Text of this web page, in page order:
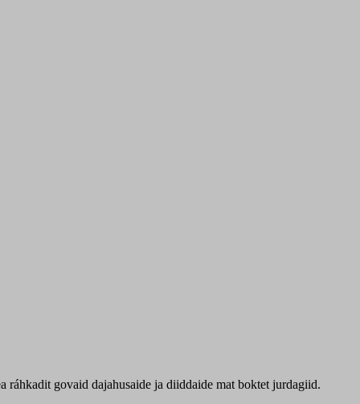
govaid dajahusaide ja diiddaide mat boktet jurdagiid.